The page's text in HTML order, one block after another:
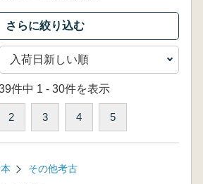
件中 1 - 30件を表示
2 3 4 5
その他考古